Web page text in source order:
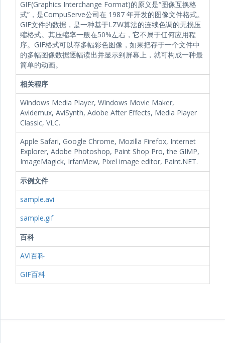
GIF(Graphics Interchange Format)的原义是“图像互换格
式”，是CompuServe公司在 1987 年开发的图像文件格式。
GIF文件的数据，是一种基于LZW算法的连续色调的无损压
缩格式。其压缩率一般在50%左右，它不属于任何应用程
序。GIF格式可以存多幅彩色图像，如果把存于一个文件中
的多幅图像数据逐幅读出并显示到屏幕上，就可构成一种最
简单的动画。
相关程序
Windows Media Player, Windows Movie Maker,
Avidemux, AviSynth, Adobe After Effects, Media Player
Classic, VLC.
Apple Safari, Google Chrome, Mozilla Firefox, Internet
Explorer, Adobe Photoshop, Paint Shop Pro, the GIMP,
ImageMagick, IrfanView, Pixel image editor, Paint.NET.
示例文件
sample.avi
sample.gif
百科
AVI百科
GIF百科